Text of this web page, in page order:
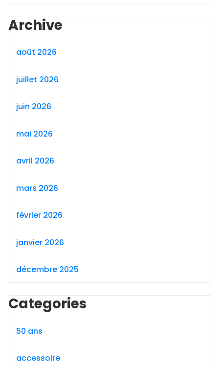
Archive
août 2026
juillet 2026
juin 2026
mai 2026
avril 2026
mars 2026
février 2026
janvier 2026
décembre 2025
Categories
50 ans
accessoire